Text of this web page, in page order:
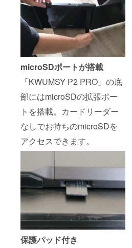
microSDポートが搭載
「KWUMSY P2 PRO」の底
部にはmicroSDの拡張ポー
トを搭載。カードリーダー
なしでお持ちのmicroSDを
アクセスできます。
保護パッド付き